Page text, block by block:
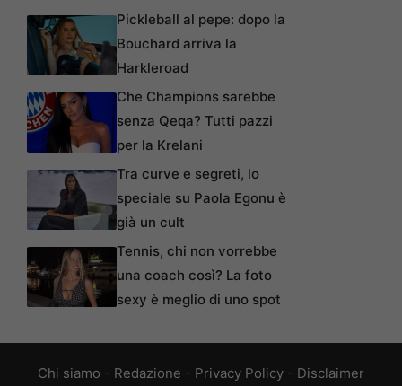
Pickleball al pepe: dopo la
Bouchard arriva la
Harkleroad
Che Champions sarebbe
senza Qeqa? Tutti pazzi
per la Krelani
Tra curve e segreti, lo
speciale su Paola Egonu è
già un cult
Tennis, chi non vorrebbe
una coach così? La foto
sexy è meglio di uno spot
Chi siamo - Redazione - Privacy Policy - Disclaimer